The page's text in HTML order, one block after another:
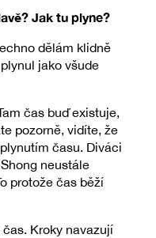
Jak tu plyne?
dělám klidně
jako všude
čas buď existuje,
pozorně, vidíte, že
času. Diváci
neustále
protože čas běží
Kroky navazují